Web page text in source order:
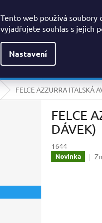
Tento web používá soubory
vyjadřujete souhlas s jejich
Nastavení
FELCE AZZURRA ITALSKÁ
FELCE
DÁVEK)
1644
Novinka